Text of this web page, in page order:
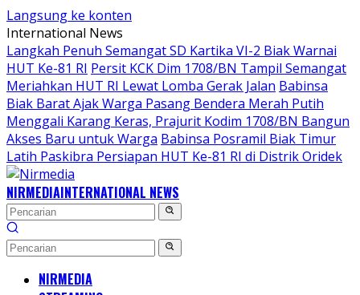
Langsung ke konten
International News
Langkah Penuh Semangat SD Kartika VI-2 Biak Warnai
HUT Ke-81 RI Persit KCK Dim 1708/BN Tampil Semangat
Meriahkan HUT RI Lewat Lomba Gerak Jalan Babinsa
Biak Barat Ajak Warga Pasang Bendera Merah Putih
Menggali Karang Keras, Prajurit Kodim 1708/BN Bangun
Akses Baru untuk Warga Babinsa Posramil Biak Timur
Latih Paskibra Persiapan HUT Ke-81 RI di Distrik Oridek
NIRMEDIAINTERNATIONAL NEWS
NIRMEDIA